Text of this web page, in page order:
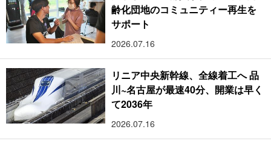
齢化団地のコミュニティー再生を
サポート
2026.07.16
リニア中央新幹線、全線着工へ 品
川~名古屋が最速40分、開業は早く
て2036年
2026.07.16